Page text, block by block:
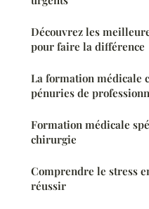
Découvrez les
pour faire la différence
La formation médicale
pénuries de
Formation médicale
chirurgie
Comprendre le stress
réussir